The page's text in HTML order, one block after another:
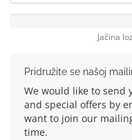
Jačina
Pridružite se našoj
We would like to send
and special offers by
want to join our
time.